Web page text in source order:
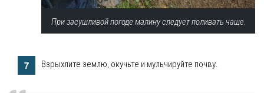
При засушливой погоде малину следует поливать чаще.
Взрыхлите землю, окучьте и мульчируйте почву.